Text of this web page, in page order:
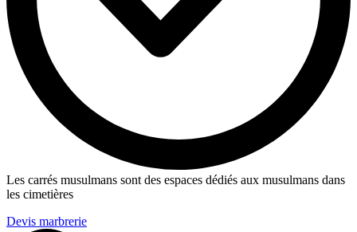
Les carrés musulmans sont des espaces dédiés aux musulmans dans
les cimetières
Devis marbrerie